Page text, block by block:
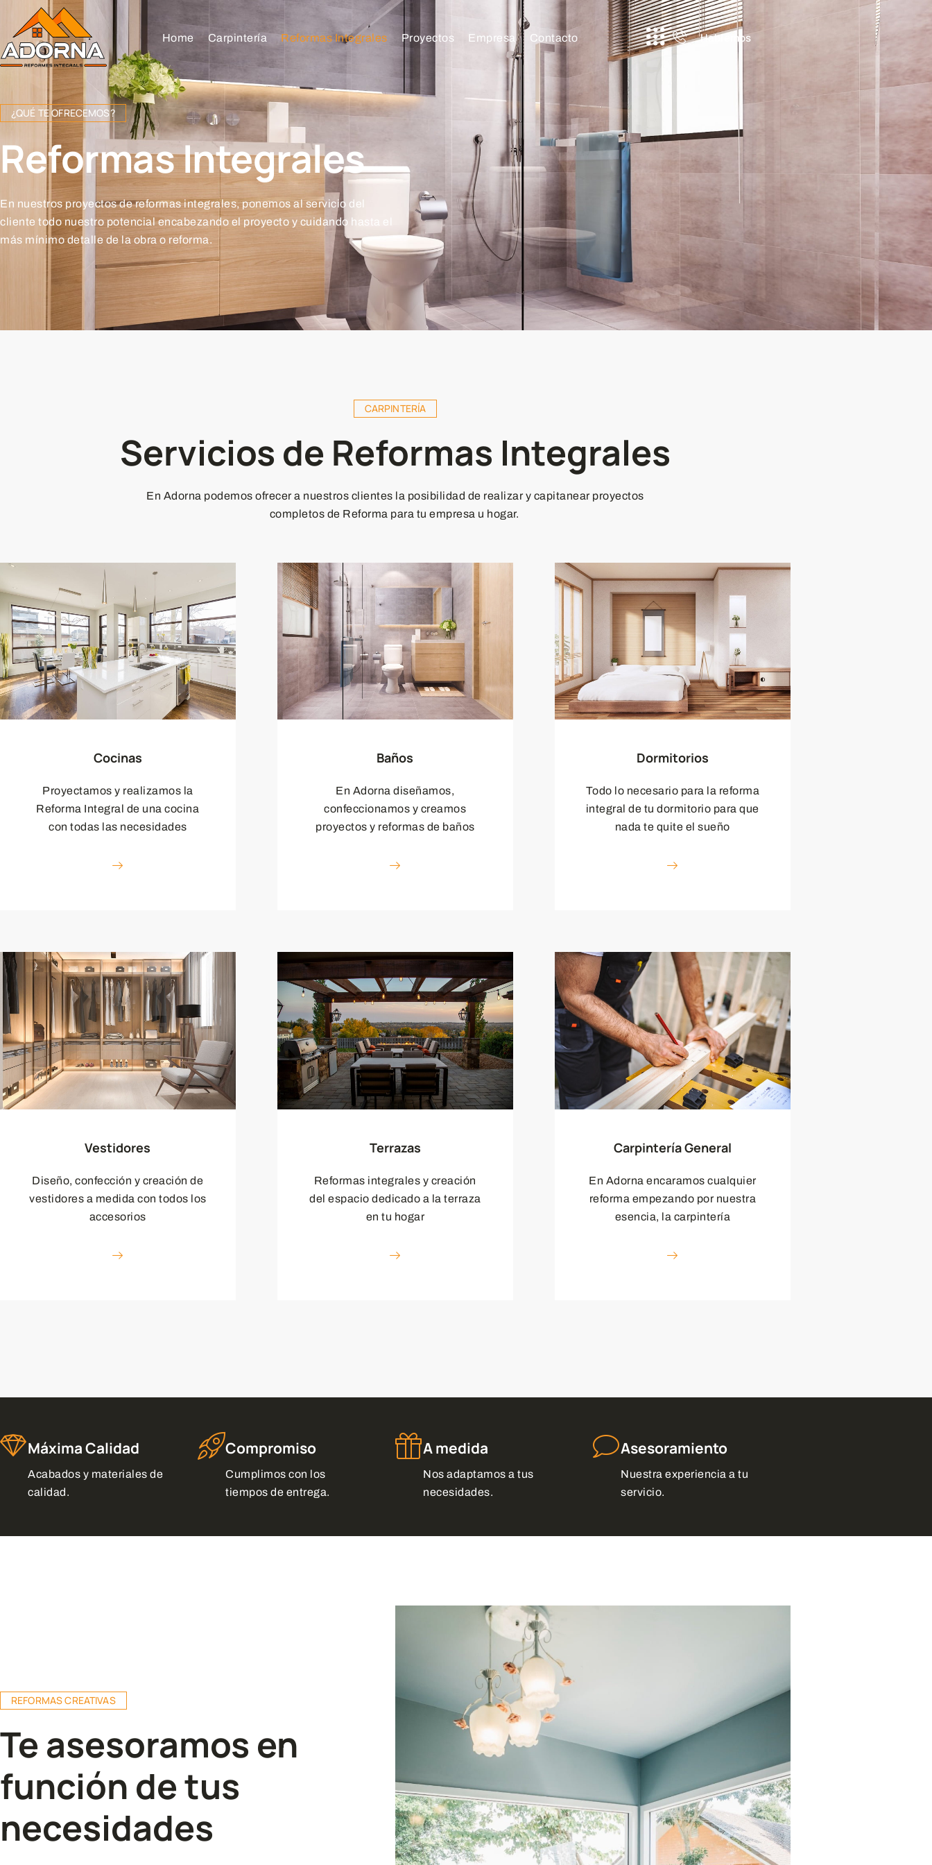
Home Carpintería Reformas Integrales Proyectos Empresa Contacto Hablemos
¿QUÉ TE OFRECEMOS?
Reformas Integrales
En nuestros proyectos de reformas integrales, ponemos al servicio del
cliente todo nuestro potencial encabezando el proyecto y cuidando hasta el
más mínimo detalle de la obra o reforma.
CARPINTERÍA
Servicios de Reformas Integrales
En Adorna podemos ofrecer a nuestros clientes la posibilidad de realizar y capitanear proyectos
completos de Reforma para tu empresa u hogar.
Cocinas
Proyectamos y realizamos la
Reforma Integral de una cocina
con todas las necesidades
Baños
En Adorna diseñamos,
confeccionamos y creamos
proyectos y reformas de baños
Dormitorios
Todo lo necesario para la reforma
integral de tu dormitorio para que
nada te quite el sueño
Vestidores
Diseño, confección y creación de
vestidores a medida con todos los
accesorios
Terrazas
Reformas integrales y creación
del espacio dedicado a la terraza
en tu hogar
Carpintería General
En Adorna encaramos cualquier
reforma empezando por nuestra
esencia, la carpintería
Máxima Calidad
Acabados y materiales de
calidad.
Compromiso
Cumplimos con los
tiempos de entrega.
A medida
Nos adaptamos a tus
necesidades.
Asesoramiento
Nuestra experiencia a tu
servicio.
REFORMAS CREATIVAS
Te asesoramos en
función de tus
necesidades